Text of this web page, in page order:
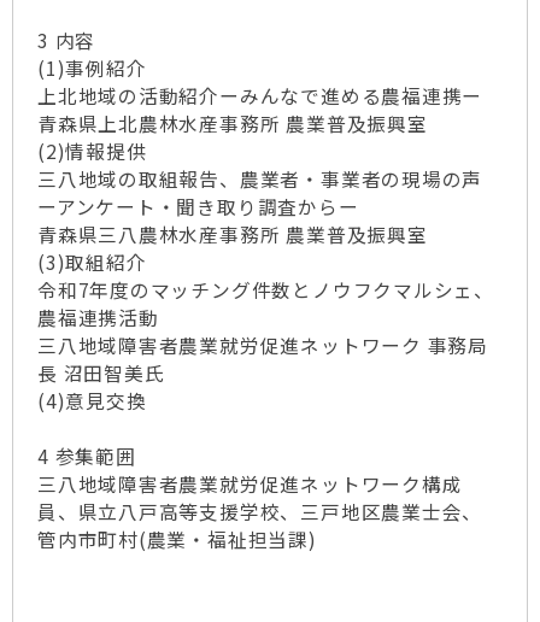
3 内容
(1)事例紹介
上北地域の活動紹介ーみんなで進める農福連携ー
青森県上北農林水産事務所 農業普及振興室
(2)情報提供
三八地域の取組報告、農業者・事業者の現場の声
ーアンケート・聞き取り調査からー
青森県三八農林水産事務所 農業普及振興室
(3)取組紹介
令和7年度のマッチング件数とノウフクマルシェ、
農福連携活動
三八地域障害者農業就労促進ネットワーク 事務局
長 沼田智美氏
(4)意見交換
4 参集範囲
三八地域障害者農業就労促進ネットワーク構成
員、県立八戸高等支援学校、三戸地区農業士会、
管内市町村(農業・福祉担当課)